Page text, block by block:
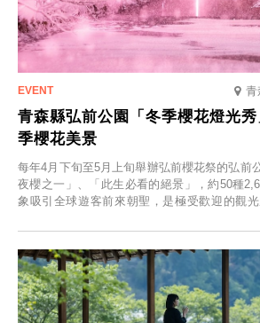
青
青森縣弘前公園「冬季櫻花燈光
季櫻花美景
每年4月下旬至5月上旬舉辦弘前櫻花祭的弘前
夜櫻之一」、「此生必看的絕景」，約50種
象吸引全球遊客前來朝聖，是極受歡迎的觀
「冬季櫻花燈光秀」。